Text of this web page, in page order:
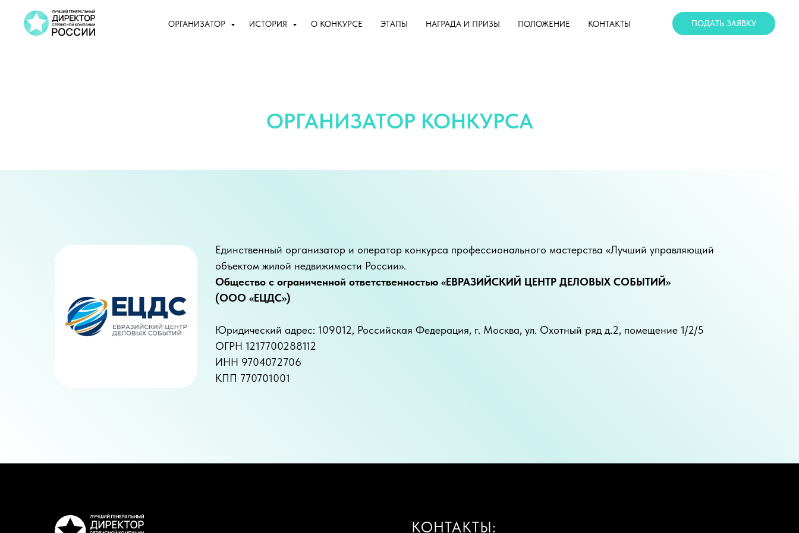
ОРГАНИЗАТОР ИСТОРИЯ О КОНКУРСЕ ЭТАПЫ НАГРАДА И ПРИЗЫ ПОЛОЖЕНИЕ КОНТАКТЫ ПОДАТЬ ЗАЯВКУ
ОРГАНИЗАТОР КОНКУРСА
Единственный организатор и оператор конкурса профессионального мастерства «Лучший управляющий
объектом жилой недвижимости России».
Общество с ограниченной ответственностью «ЕВРАЗИЙСКИЙ ЦЕНТР ДЕЛОВЫХ СОБЫТИЙ»
(ООО «ЕЦДС»)
Юридический адрес: 109012, Российская Федерация, г. Москва, ул. Охотный ряд д.2, помещение 1/2/5
ОГРН 1217700288112
ИНН 9704072706
КПП 770701001
КОНТАКТЫ: